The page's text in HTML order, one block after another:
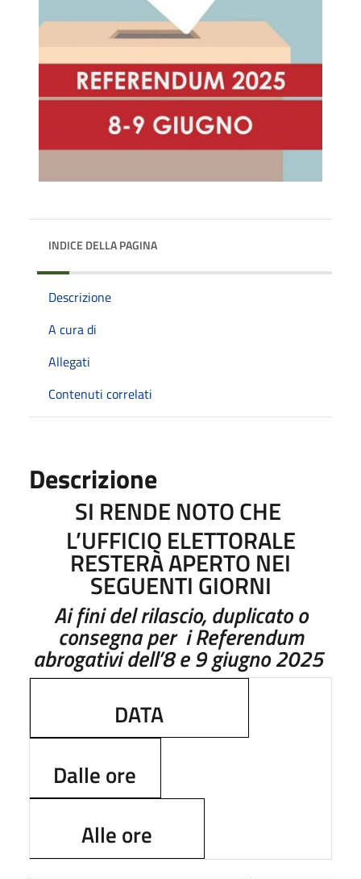
INDICE DELLA PAGINA
Descrizione
A cura di
Allegati
Contenuti correlati
Descrizione
SI RENDE NOTO CHE
L’UFFICIO ELETTORALE
RESTERÀ APERTO NEI
SEGUENTI GIORNI
Ai fini del rilascio, duplicato o
consegna per i Referendum
abrogativi dell’8 e 9 giugno 2025
DATA
Dalle ore
Alle ore